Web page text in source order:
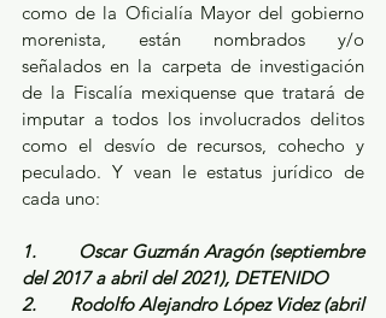
como de la Oficialía Mayor del gobierno
morenista, están nombrados y/o
señalados en la carpeta de investigación
de la Fiscalía mexiquense que tratará de
imputar a todos los involucrados delitos
como el desvío de recursos, cohecho y
peculado. Y vean le estatus jurídico de
cada uno:
1.       Oscar Guzmán Aragón (septiembre
del 2017 a abril del 2021), DETENIDO
2.       Rodolfo Alejandro López Videz (abril